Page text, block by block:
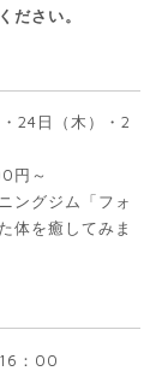
ださい。
24日（木）・2
円～
ングジム「フォ
体を癒してみま
：00